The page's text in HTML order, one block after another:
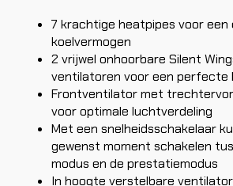
7 krachtige heatpipes voor een
koelvermogen
2 vrijwel onhoorbare Silent
ventilatoren voor een perfecte
Frontventilator met
voor optimale luchtverdeling
Met een snelheidsschakelaar
gewenst moment schakelen
modus en de prestatiemodus
In hoogte verstelbare